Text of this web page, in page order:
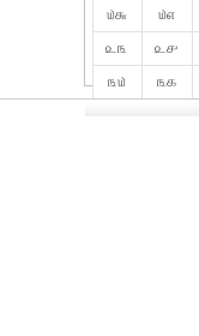
௰௬
௰௭
௨௩
௨௪
௩௰
௩௧